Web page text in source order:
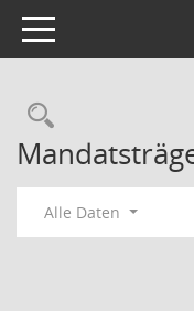
Toggle navigation
Alle Daten